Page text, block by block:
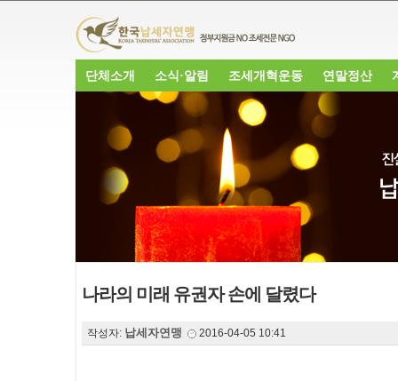
단체소개 소식·알림 조세개혁운동 연말정산
나라의 미래 유권자 손에 달렸다
작성자: 납세자연맹 2016-04-05 10:41